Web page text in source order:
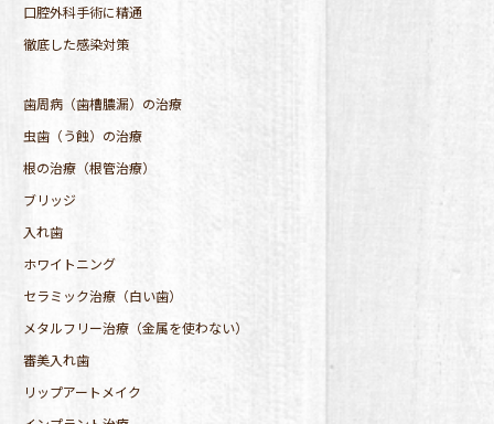
口腔外科手術に精通
徹底した感染対策
歯周病（歯槽膿漏）の治療
虫歯（う蝕）の治療
根の治療（根管治療）
ブリッジ
入れ歯
ホワイトニング
セラミック治療（白い歯）
メタルフリー治療（金属を使わない）
審美入れ歯
リップアートメイク